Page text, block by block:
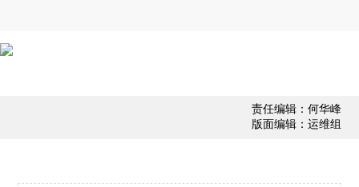
责任编辑：何华峰
版面编辑：运维组